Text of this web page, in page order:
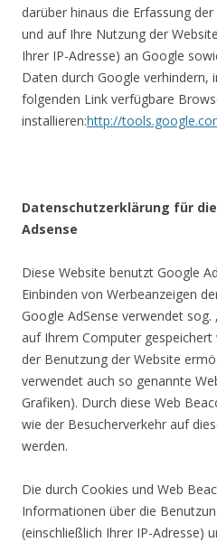
darüber hinaus die Erfassung
und auf Ihre Nutzung der
Ihrer IP-Adresse) an Google
Daten durch Google verhindern,
folgenden Link verfügbare
installieren:http://
Datenschutzerklärung für
Adsense
Diese Website benutzt Google
Einbinden von Werbeanzeigen
Google AdSense verwendet sog.
auf Ihrem Computer gespeichert
der Benutzung der Website
verwendet auch so genannte
Grafiken). Durch diese Web
wie der Besucherverkehr auf
werden.
Die durch Cookies und Web
Informationen über die
(einschließlich Ihrer IP-Adresse)